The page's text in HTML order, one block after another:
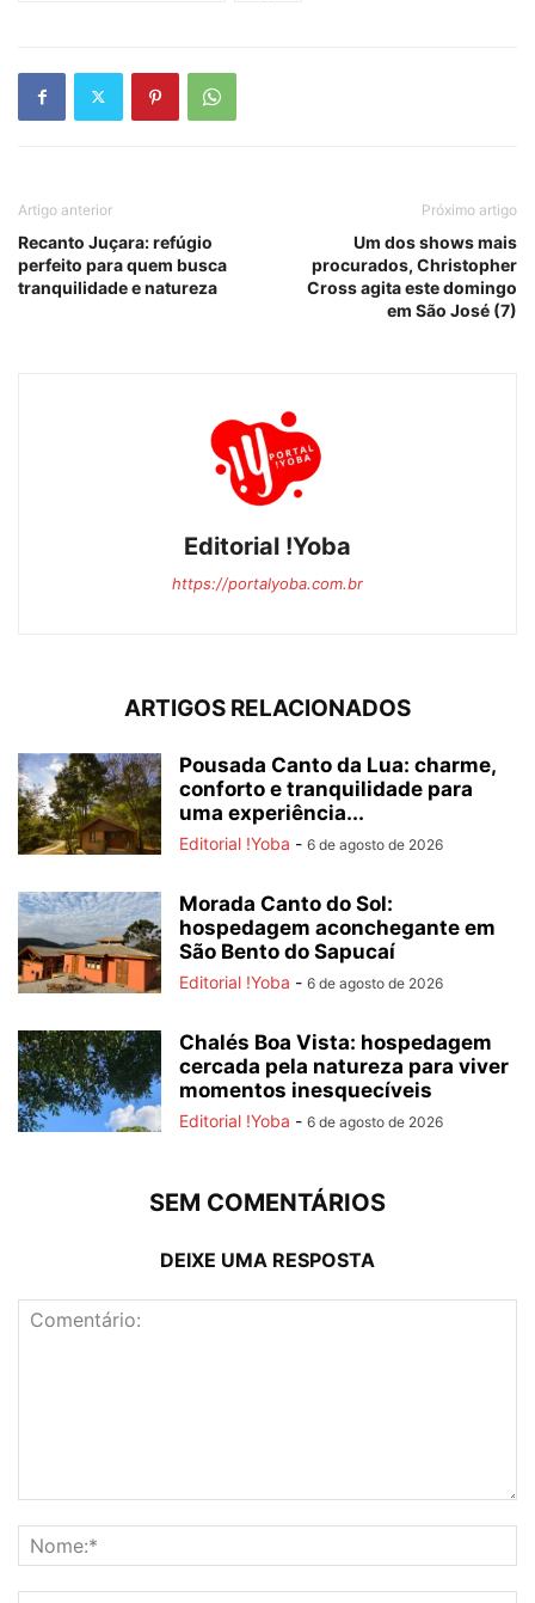
Artigo anterior
Recanto Juçara: refúgio
perfeito para quem busca
tranquilidade e natureza
Próximo artigo
Um dos shows mais
procurados, Christopher
Cross agita este domingo
em São José (7)
Editorial !Yoba
https://portalyoba.com.br
ARTIGOS RELACIONADOS
Pousada Canto da Lua: charme,
conforto e tranquilidade para
uma experiência...
Editorial !Yoba - 6 de agosto de 2026
Morada Canto do Sol:
hospedagem aconchegante em
São Bento do Sapucaí
Editorial !Yoba - 6 de agosto de 2026
Chalés Boa Vista: hospedagem
cercada pela natureza para viver
momentos inesquecíveis
Editorial !Yoba - 6 de agosto de 2026
SEM COMENTÁRIOS
DEIXE UMA RESPOSTA